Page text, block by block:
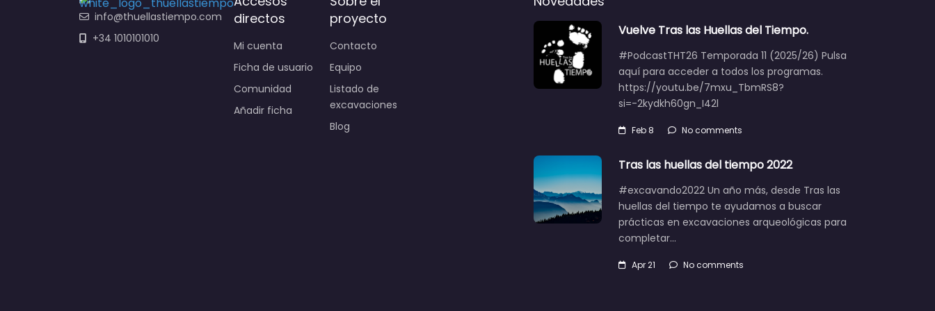
info@thuellastiempo.com
+34 1010101010
directos
Mi cuenta
Ficha de usuario
Comunidad
Añadir ficha
proyecto
Contacto
Equipo
Listado de
excavaciones
Blog
Vuelve Tras las Huellas del Tiempo.
#PodcastTHT26 Temporada 11 (2025/26) Pulsa
aquí para acceder a todos los programas.
https://youtu.be/7mxu_TbmRS8?
si=-2kydkh60gn_I42l
Feb 8 No comments
Tras las huellas del tiempo 2022
#excavando2022 Un año más, desde Tras las
huellas del tiempo te ayudamos a buscar
prácticas en excavaciones arqueológicas para
completar…
Apr 21 No comments